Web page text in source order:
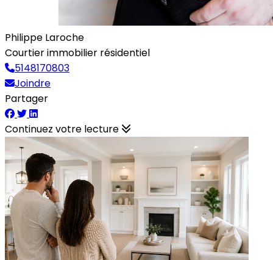
Philippe Laroche
Courtier immobilier résidentiel
5148170803
Joindre
Partager
Continuez votre lecture